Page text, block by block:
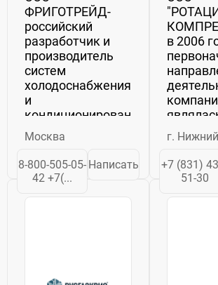
ФРИГОТРЕЙД-
российский
разработчик и
производитель
систем
холодоснабжения
и
кондиционирования,
климатических и
испытательных
камер,
гидромодулей,
средств
автоматизации и
Фригодизайн®....
Москва
8-800-505-05-
42 +7(...
Написать
в 2006
поставка
роторно-
Mattei
г.
+7 (831)
51-30